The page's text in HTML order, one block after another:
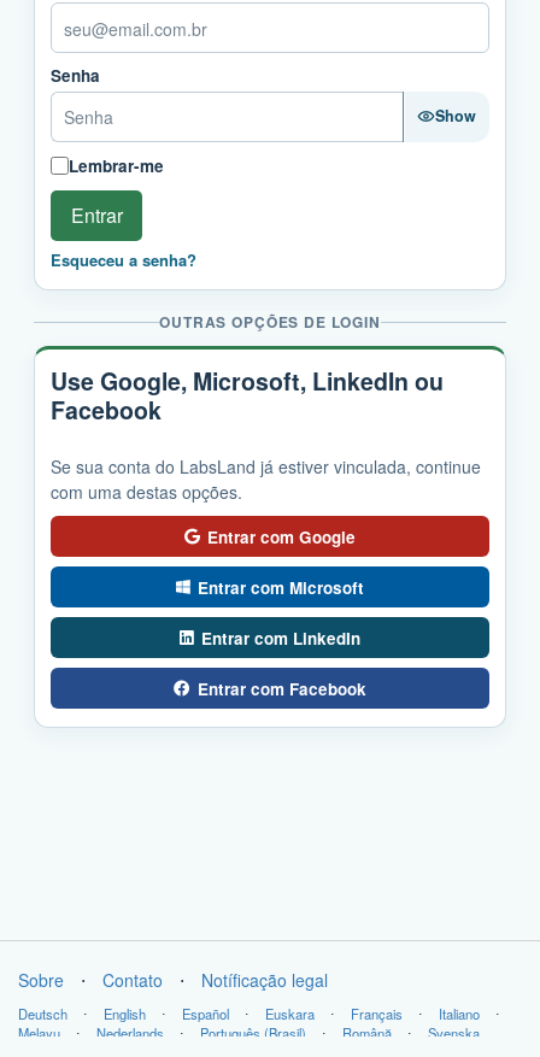
Senha
Show
Lembrar-me
Entrar
Esqueceu a senha?
OUTRAS OPÇÕES DE LOGIN
Use Google, Microsoft, LinkedIn ou
Facebook
Se sua conta do LabsLand já estiver vinculada, continue
com uma destas opções.
Entrar com Google
Entrar com Microsoft
Entrar com LinkedIn
Entrar com Facebook
Sobre ⋅ Contato ⋅ Notíficação legal
Deutsch ⋅ English ⋅ Español ⋅ Euskara ⋅ Français ⋅ Italiano
⋅
Melayu
⋅ Nederlands ⋅ Português (Brasil) ⋅ Română ⋅ Svenska